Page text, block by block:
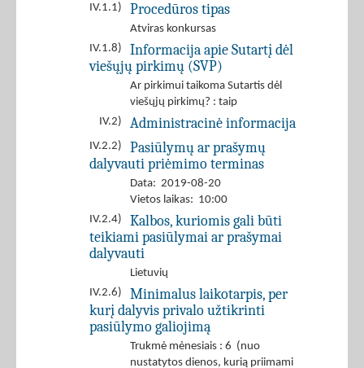
IV.1.1) Procedūros tipas
Atviras konkursas
IV.1.8)
Informacija apie Sutartį dėl
viešųjų pirkimų (SVP)
Ar pirkimui taikoma Sutartis dėl
viešųjų pirkimų? : taip
IV.2)
Administracinė informacija
IV.2.2)
Pasiūlymų ar prašymų
dalyvauti priėmimo terminas
Data: 2019-08-20
Vietos laikas: 10:00
IV.2.4)
Kalbos, kuriomis gali būti
teikiami pasiūlymai ar prašymai
dalyvauti
Lietuvių
IV.2.6)
Minimalus laikotarpis, per
kurį dalyvis privalo užtikrinti
pasiūlymo galiojimą
Trukmė mėnesiais : 6 (nuo
nustatytos dienos, kurią priimami